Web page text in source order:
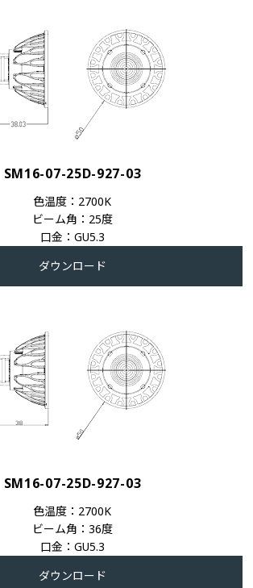
SM16-07-25D-927-03
色温度：2700K
ビーム角：25度
口金：GU5.3
ダウンロード
SM16-07-25D-927-03
色温度：2700K
ビーム角：36度
口金：GU5.3
ダウンロード